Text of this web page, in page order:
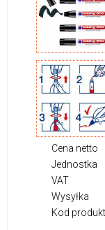
Cena netto
Jednostka
VAT
Wysyłka
Kod